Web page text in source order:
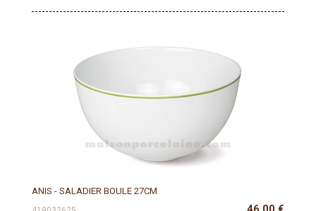
ANIS - SALADIER BOULE 27CM